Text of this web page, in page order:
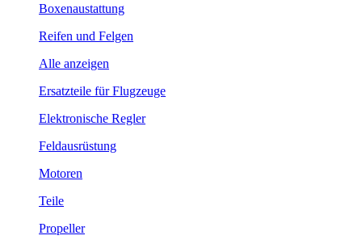
Boxenaustattung
Reifen und Felgen
Alle anzeigen
Ersatzteile für Flugzeuge
Elektronische Regler
Feldausrüstung
Motoren
Teile
Propeller